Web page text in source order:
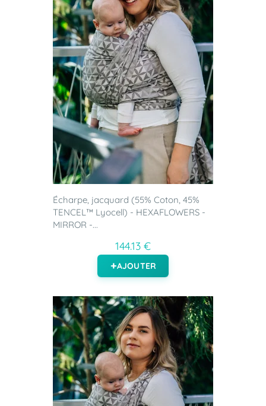
Écharpe, jacquard (55% Coton, 45%
TENCEL™ Lyocell) - HEXAFLOWERS -
MIRROR -...
144.13 €
AJOUTER